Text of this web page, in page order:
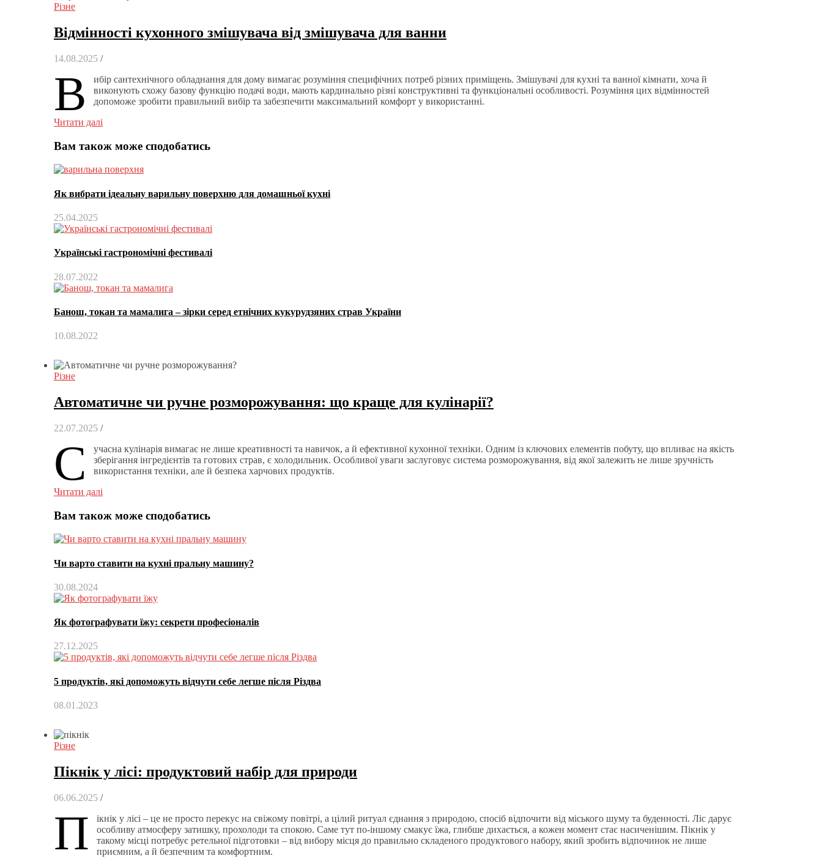
Різне
Відмінності кухонного змішувача від змішувача для ванни
14.08.2025 /
В
ибір сантехнічного обладнання для дому вимагає розуміння специфічних потреб різних приміщень. Змішувачі для кухні та ванної кімнати, хоча й
виконують схожу базову функцію подачі води, мають кардинально різні конструктивні та функціональні особливості. Розуміння цих відмінностей
допоможе зробити правильний вибір та забезпечити максимальний комфорт у використанні.
Читати далі
Вам також може сподобатись
Як вибрати ідеальну варильну поверхню для домашньої кухні
25.04.2025
Українські гастрономічні фестивалі
28.07.2022
Банош, токан та мамалига – зірки серед етнічних кукурудзяних страв України
10.08.2022
Різне
Автоматичне чи ручне розморожування: що краще для кулінарії?
22.07.2025 /
С
учасна кулінарія вимагає не лише креативності та навичок, а й ефективної кухонної техніки. Одним із ключових елементів побуту, що впливає на якість
зберігання інгредієнтів та готових страв, є холодильник. Особливої уваги заслуговує система розморожування, від якої залежить не лише зручність
використання техніки, але й безпека харчових продуктів.
Читати далі
Вам також може сподобатись
Чи варто ставити на кухні пральну машину?
30.08.2024
Як фотографувати їжу: секрети професіоналів
27.12.2025
5 продуктів, які допоможуть відчути себе легше після Різдва
08.01.2023
Різне
Пікнік у лісі: продуктовий набір для природи
06.06.2025 /
П
ікнік у лісі – це не просто перекус на свіжому повітрі, а цілий ритуал єднання з природою, спосіб відпочити від міського шуму та буденності. Ліс дарує
особливу атмосферу затишку, прохолоди та спокою. Саме тут по-іншому смакує їжа, глибше дихається, а кожен момент стає насиченішим. Пікнік у
такому місці потребує ретельної підготовки – від вибору місця до правильно складеного продуктового набору, який зробить відпочинок не лише
приємним, а й безпечним та комфортним.